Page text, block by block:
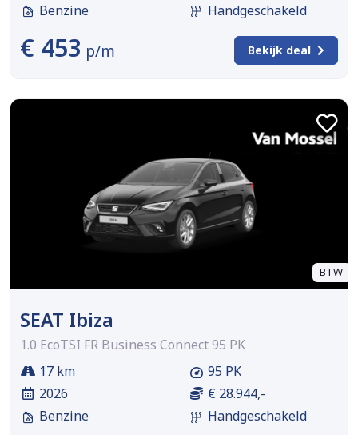
Benzine
Handgeschakeld
€ 453 p/m Bekijk deal
BTW
SEAT Ibiza
1.0 EcoTSI FR Business Connect 95 PK
17 km
2026
Benzine
95 PK
€ 28.944,-
Handgeschakeld